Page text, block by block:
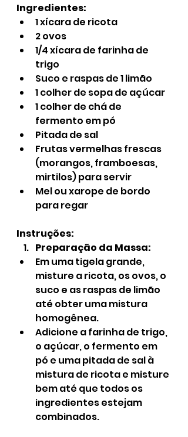
Ingredientes:
1 xícara de ricota
2 ovos
1/4 xícara de farinha de
trigo
Suco e raspas de 1 limão
1 colher de sopa de açúcar
1 colher de chá de
fermento em pó
Pitada de sal
Frutas vermelhas frescas
(morangos, framboesas,
mirtilos) para servir
Mel ou xarope de bordo
para regar
Instruções:
Preparação da Massa:
Em uma tigela grande,
misture a ricota, os ovos, o
suco e as raspas de limão
até obter uma mistura
homogênea.
Adicione a farinha de trigo,
o açúcar, o fermento em
pó e uma pitada de sal à
mistura de ricota e misture
bem até que todos os
ingredientes estejam
combinados.